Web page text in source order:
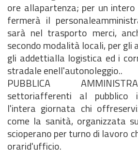
ore allapartenza; per un
fermerà il
sarà nel trasporto merci,
secondo modalità locali, per
gli addettialla logistica ed i
stradale enell'autonoleggio..
PUBBLICA
settoriafferenti al pubblico
l'intera giornata chi
come la sanità, organizzata
scioperano per turno di lavoro
orarid'ufficio.